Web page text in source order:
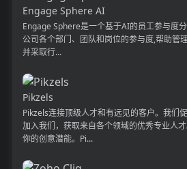
Engage Sphere AI
Engage Sphere是一个基于AI的员工参与度
公司各个部门、团队和岗位的参与度,帮助管
并采取行...
Pikzels
Pikzels连接顶级人才和有远见的客户。我们
加入我们，获取来自各个领域的优秀专业人
你的创意潜能。Pi...